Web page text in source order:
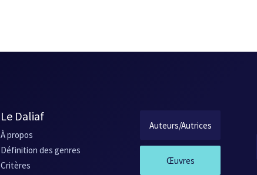
Le Daliaf
À propos
Définition des genres
Critères
Auteurs/Autrices
Œuvres